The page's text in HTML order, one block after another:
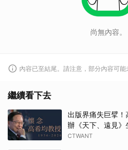
尚無內容。
內容已至結尾。請注意，部分內容可能
繼續看下去
出版界痛失巨擘
辦《天下、遠見
CTWANT